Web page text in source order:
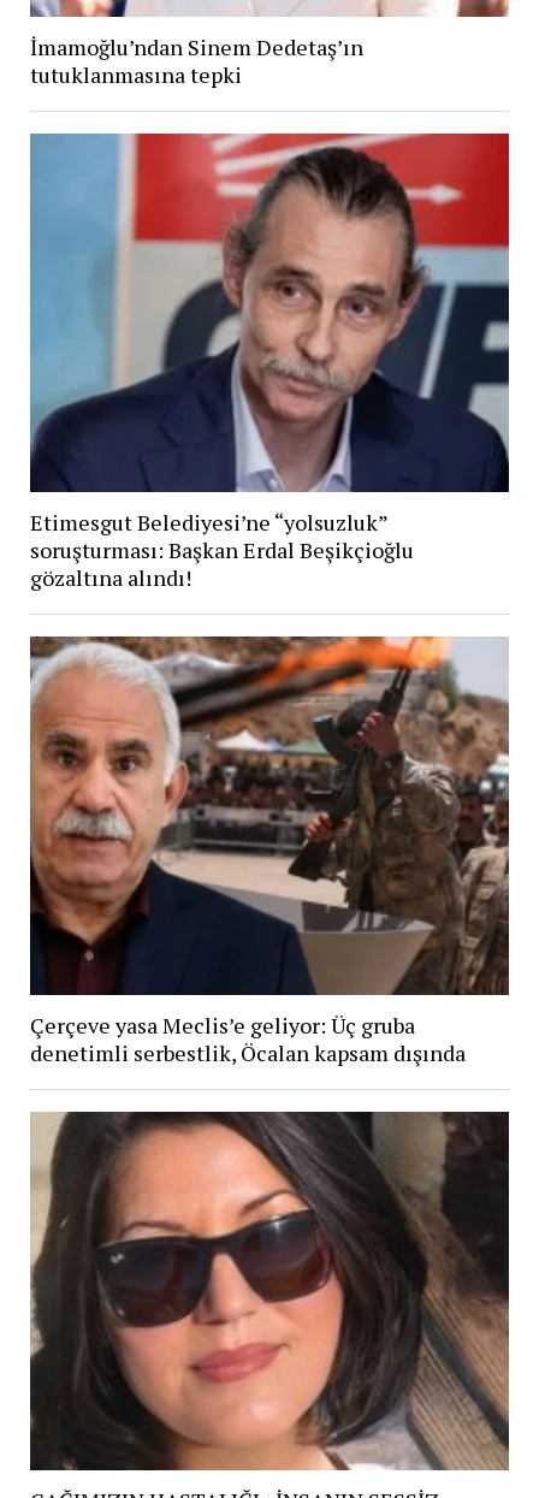
İmamoğlu’ndan Sinem Dedetaş’ın
tutuklanmasına tepki
Etimesgut Belediyesi’ne “yolsuzluk”
soruşturması: Başkan Erdal Beşikçioğlu
gözaltına alındı!
Çerçeve yasa Meclis’e geliyor: Üç gruba
denetimli serbestlik, Öcalan kapsam dışında